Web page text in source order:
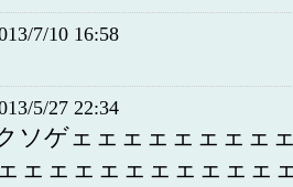
7/10 16:58
5/27 22:34
ソゲェェェェェェェェ
ェェェェェェェェェェ